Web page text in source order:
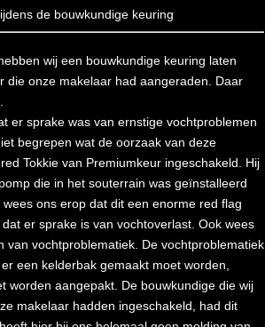
de bouwkundige keuring
wij een bouwkundige keuring laten
die onze makelaar had aangeraden. Daar
er sprake was van ernstige vochtproblemen
begrepen wat de oorzaak van deze
Tokkie van Premiumkeur ingeschakeld. Hij
die in het souterrain was geïnstalleerd
ons erop dat dit een enorme red flag
er sprake is van vochtoverlast. Ook wees
van vochtproblematiek. De vochtproblematiek
een kelderbak gemaakt moet worden,
worden aangepakt. De bouwkundige die wij
makelaar hadden ingeschakeld, had dit